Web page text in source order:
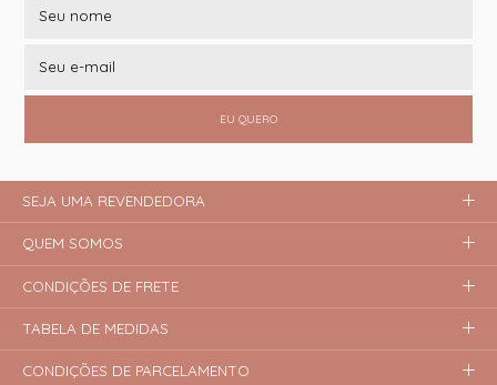
EU QUERO
SEJA UMA REVENDEDORA
QUEM SOMOS
CONDIÇÕES DE FRETE
TABELA DE MEDIDAS
CONDIÇÕES DE PARCELAMENTO